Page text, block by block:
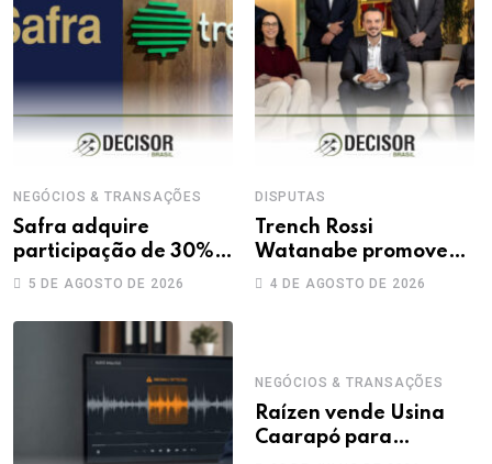
NEGÓCIOS & TRANSAÇÕES
Safra adquire
participação de 30%
na Treecorp
5 DE AGOSTO DE 2026
DISPUTAS
Trench Rossi
Watanabe promove
sete advogados a
4 DE AGOSTO DE 2026
NEGÓCIOS & TRANSAÇÕES
Raízen vende Usina
Caarapó para